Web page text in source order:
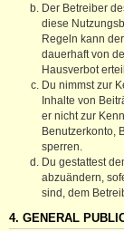
Der Betreiber
diese
Regeln kann
dauerhaft von
Hausverbot
Du nimmst zur
Inhalte von
er nicht zur
Benutzerkonto,
sperren.
Du gestattest
abzuändern,
sind, dem
4. GENERAL